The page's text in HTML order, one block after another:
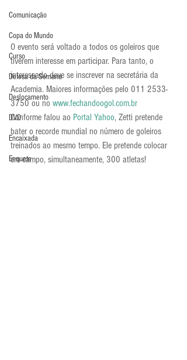
Comunicação
Copa do Mundo
Curso
Defesa da Semana
Deslocamento
DVD
Encaixada
Enquete
O evento será voltado a todos os goleiros que
tiverem interesse em participar. Para tanto, o
interessado deve se inscrever na secretária da
Academia. Maiores informações pelo 011 2533-
3750 ou no www.fechandoogol.com.br
Conforme falou ao Portal Yahoo, Zetti pretende
bater o recorde mundial no número de goleiros
treinados ao mesmo tempo. Ele pretende colocar
em campo, simultaneamente, 300 atletas!